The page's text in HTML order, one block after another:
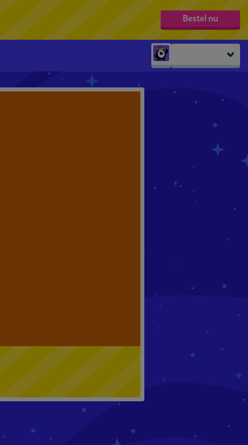
Bestel nu
groep 1
groep 4
groep 5